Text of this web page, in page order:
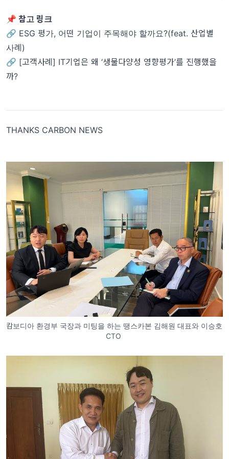
📌 참고 링크
🔗 ESG 평가, 어떤 기업이 주목해야 할까요?(feat. 산업별
사례)
🔗 [고객사례] IT기업은 왜 ‘생물다양성 영향평가’를 진행했을
까?
THANKS CARBON NEWS
캄보디아 환경부 국장과 미팅을 하는 땡스카본 김해원 대표와 이승호
CTO